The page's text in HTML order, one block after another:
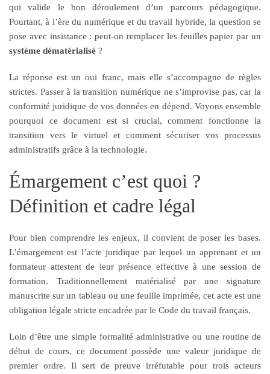
qui valide le bon déroulement d’un parcours pédagogique.
Pourtant, à l’ère du numérique et du travail hybride, la question se
pose avec insistance : peut-on remplacer les feuilles papier par un
système dématérialisé ?
La réponse est un oui franc, mais elle s’accompagne de règles
strictes. Passer à la transition numérique ne s’improvise pas, car la
conformité juridique de vos données en dépend. Voyons ensemble
pourquoi ce document est si crucial, comment fonctionne la
transition vers le virtuel et comment sécuriser vos processus
administratifs grâce à la technologie.
Émargement c’est quoi ?
Définition et cadre légal
Pour bien comprendre les enjeux, il convient de poser les bases.
L’émargement est l’acte juridique par lequel un apprenant et un
formateur attestent de leur présence effective à une session de
formation. Traditionnellement matérialisé par une signature
manuscrite sur un tableau ou une feuille imprimée, cet acte est une
obligation légale stricte encadrée par le Code du travail français.
Loin d’être une simple formalité administrative ou une routine de
début de cours, ce document possède une valeur juridique de
premier ordre. Il sert de preuve irréfutable pour trois acteurs